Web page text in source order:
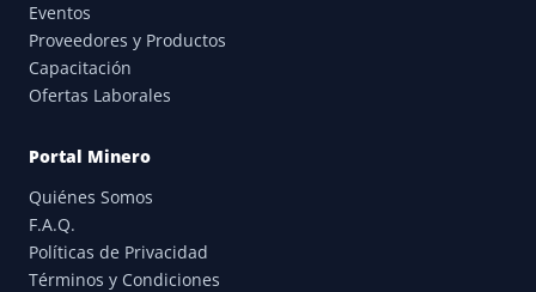
Eventos
Proveedores y Productos
Capacitación
Ofertas Laborales
Portal Minero
Quiénes Somos
F.A.Q.
Políticas de Privacidad
Términos y Condiciones